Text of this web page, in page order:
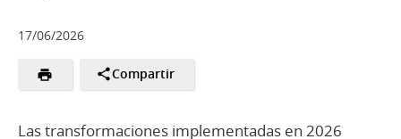
17/06/2026
Compartir
Las transformaciones implementadas en 2026